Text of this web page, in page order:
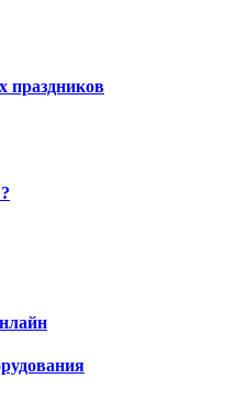
праздников